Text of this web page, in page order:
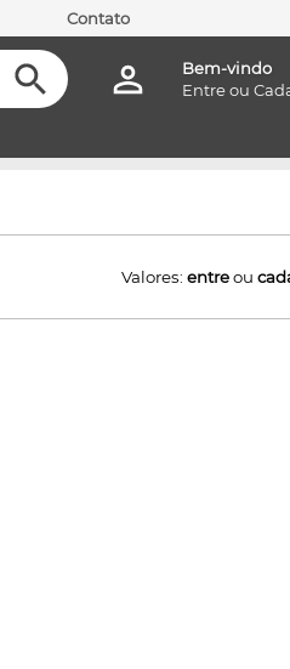
Contato
Bem-vindo
Entreou
Valores:entreou